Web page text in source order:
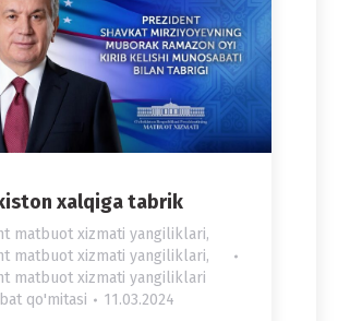
xalqiga tabrik
matbuot xizmati yangiliklari,
matbuot xizmati yangiliklari,
matbuot xizmati yangiliklari
qo'mitasi 11.03.2024